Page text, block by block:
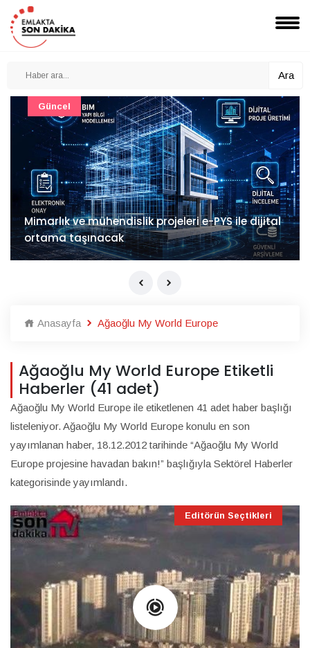
Ara
Mimarlık ve mühendislik projeleri e-PYS ile dijital
ortama taşınacak
Güncel
Anasayfa Ağaoğlu My World Europe
Ağaoğlu My World Europe Etiketli
Haberler (41 adet)
Ağaoğlu My World Europe ile etiketlenen 41 adet haber başlığı
listeleniyor. Ağaoğlu My World Europe konulu en son
yayımlanan haber, 18.12.2012 tarihinde “Ağaoğlu My World
Europe projesine havadan bakın!” başlığıyla Sektörel Haberler
kategorisinde yayımlandı.
Editörün Seçtikleri